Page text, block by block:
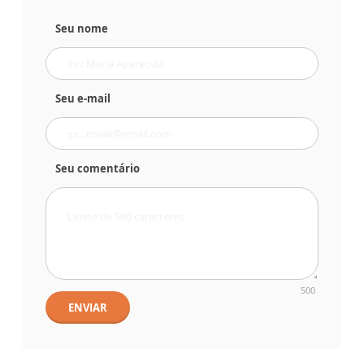
Seu nome
Seu e-mail
Seu comentário
500
ENVIAR